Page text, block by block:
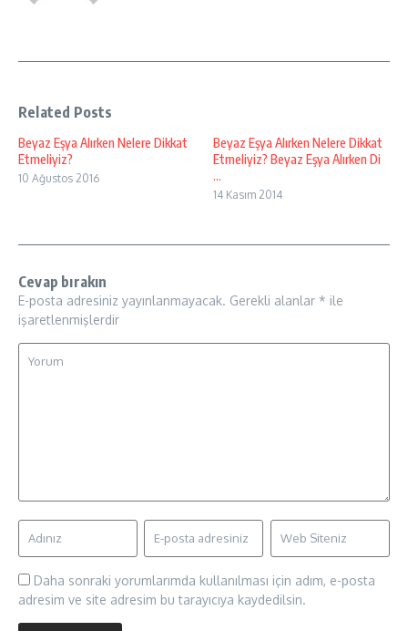
Related Posts
Beyaz Eşya Alırken Nelere Dikkat
Etmeliyiz?
10 Ağustos 2016
Beyaz Eşya Alırken Nelere Dikkat
Etmeliyiz? Beyaz Eşya Alırken Di
...
14 Kasım 2014
Cevap bırakın
E-posta adresiniz yayınlanmayacak. Gerekli alanlar * ile
işaretlenmişlerdir
Daha sonraki yorumlarımda kullanılması için adım, e-posta
adresim ve site adresim bu tarayıcıya kaydedilsin.